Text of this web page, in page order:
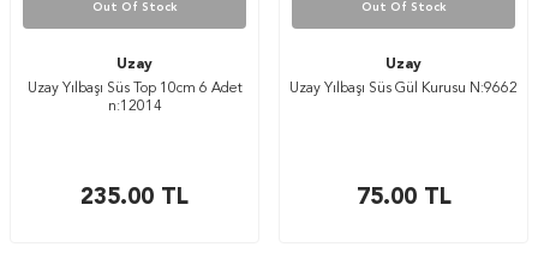
Out Of Stock
Uzay
Uzay Yılbaşı Süs Top 10cm 6 Adet
n:12014
235.00 TL
Out Of Stock
Uzay
Uzay Yılbaşı Süs Gül Kurusu N:9662
75.00TL